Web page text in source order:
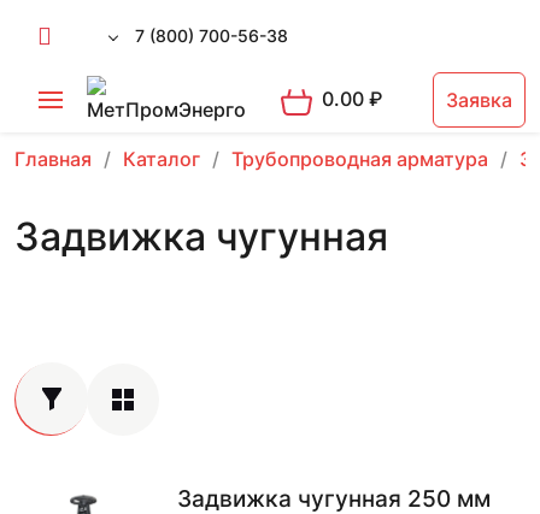
7 (800) 700-56-38
0.00₽ Заявка
Главная Каталог Трубопроводная арматура
Задвижка чугунная
Задвижка чугунная 250 мм